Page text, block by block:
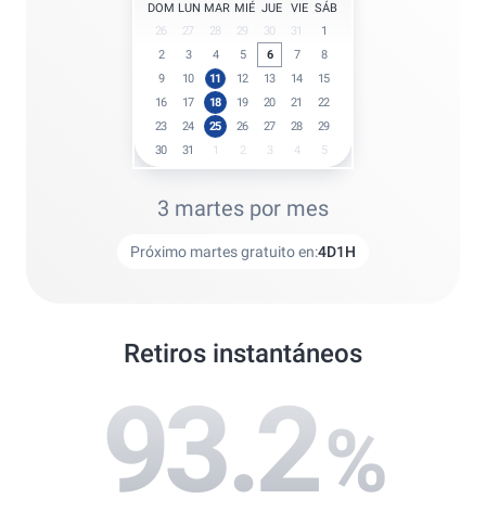
DOM LUN MAR MIÉ JUE VIE SÁB
26
27 28 29 30 31
1
2
3 4 5 6 7
8
9
10 11 12 13 14
15
16
17 18 19 20 21
22
23
24 25 26 27 28
29
30
31 1 2 3 4 5
3 martes por mes
Próximo martes gratuito en:4D1H
Retiros instantáneos
93.2%